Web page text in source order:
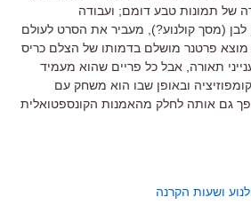
של תמונות טבע דומם; ועבודה
(מסך קולנוע?), מעביר את הסרט לעולם
מוצא פרטנר מושלם בדמותו של הצלם כריס
תאורה, אבל כל פריים שהוא מעמיד
ובאופן שבו הוא משחק עם
גם אותה לחלק מהאמנות הקונספטואלית
ושעות הקרנה